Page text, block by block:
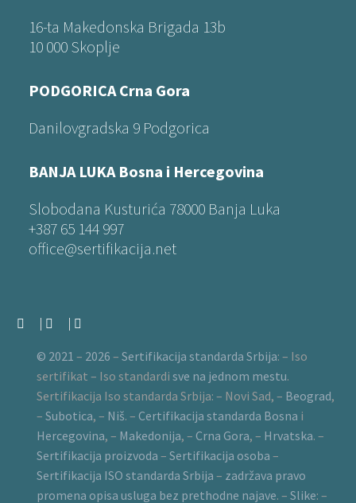
16-ta Makedonska Brigada 13b
10 000 Skoplje
PODGORICA Crna Gora
Danilovgradska 9 Podgorica
BANJA LUKA Bosna i Hercegovina
Slobodana Kusturića 78000 Banja Luka
+387 65 144 997
office@sertifikacija.net
© 2021 – 2026 – Sertifikacija standarda Srbija: – Iso
sertifikat – Iso standardi sve na jednom mestu.
Sertifikacija Iso standarda Srbija: – Novi Sad, – Beograd,
– Subotica, – Niš. – Certifikacija standarda Bosna i
Hercegovina, – Makedonija, – Crna Gora, – Hrvatska. –
Sertifikacija proizvoda – Sertifikacija osoba –
Sertifikacija ISO standarda Srbija – zadržava pravo
promena opisa usluga bez prethodne najave. – Slike: –